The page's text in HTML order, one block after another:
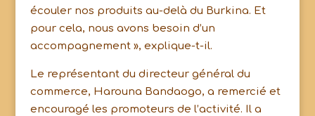
écouler nos produits au-delà du Burkina. Et
pour cela, nous avons besoin d’un
accompagnement », explique-t-il.
Le représentant du directeur général du
commerce, Harouna Bandaogo, a remercié et
encouragé les promoteurs de l’activité. Il a